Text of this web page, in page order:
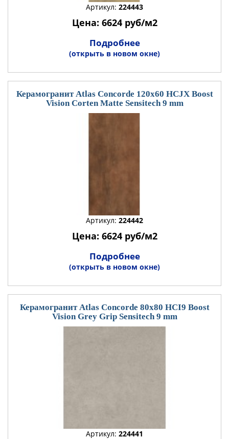
Артикул: 224443
Цена: 6624 руб/м2
Подробнее
(открыть в новом окне)
Керамогранит Atlas Concorde 120x60 HCJX Boost
Vision Corten Matte Sensitech 9 mm
Артикул: 224442
Цена: 6624 руб/м2
Подробнее
(открыть в новом окне)
Керамогранит Atlas Concorde 80x80 HCI9 Boost
Vision Grey Grip Sensitech 9 mm
Артикул: 224441